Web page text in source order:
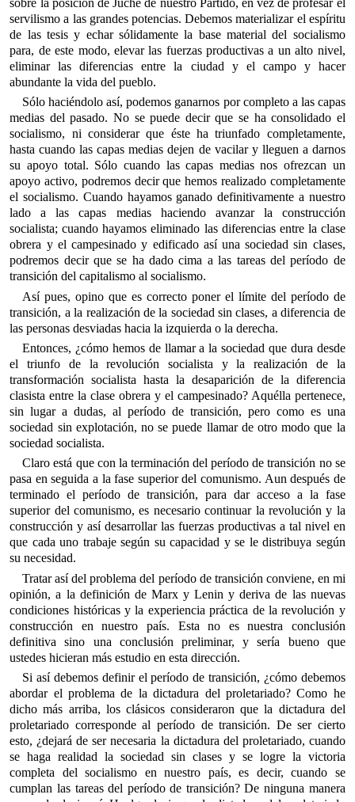
sobre la posición de Juche de nuestro Partido, en vez de profesar el
servilismo a las grandes potencias. Debemos materializar el espíritu
de las tesis y echar sólidamente la base material del socialismo
para, de este modo, elevar las fuerzas productivas a un alto nivel,
eliminar las diferencias entre la ciudad y el campo y hacer
abundante la vida del pueblo.
Sólo haciéndolo así, podemos ganarnos por completo a las capas
medias del pasado. No se puede decir que se ha consolidado el
socialismo, ni considerar que éste ha triunfado completamente,
hasta cuando las capas medias dejen de vacilar y lleguen a darnos
su apoyo total. Sólo cuando las capas medias nos ofrezcan un
apoyo activo, podremos decir que hemos realizado completamente
el socialismo. Cuando hayamos ganado definitivamente a nuestro
lado a las capas medias haciendo avanzar la construcción
socialista; cuando hayamos eliminado las diferencias entre la clase
obrera y el campesinado y edificado así una sociedad sin clases,
podremos decir que se ha dado cima a las tareas del período de
transición del capitalismo al socialismo.
Así pues, opino que es correcto poner el límite del período de
transición, a la realización de la sociedad sin clases, a diferencia de
las personas desviadas hacia la izquierda o la derecha.
Entonces, ¿cómo hemos de llamar a la sociedad que dura desde
el triunfo de la revolución socialista y la realización de la
transformación socialista hasta la desaparición de la diferencia
clasista entre la clase obrera y el campesinado? Aquélla pertenece,
sin lugar a dudas, al período de transición, pero como es una
sociedad sin explotación, no se puede llamar de otro modo que la
sociedad socialista.
Claro está que con la terminación del período de transición no se
pasa en seguida a la fase superior del comunismo. Aun después de
terminado el período de transición, para dar acceso a la fase
superior del comunismo, es necesario continuar la revolución y la
construcción y así desarrollar las fuerzas productivas a tal nivel en
que cada uno trabaje según su capacidad y se le distribuya según
su necesidad.
Tratar así del problema del período de transición conviene, en mi
opinión, a la definición de Marx y Lenin y deriva de las nuevas
condiciones históricas y la experiencia práctica de la revolución y
construcción en nuestro país. Esta no es nuestra conclusión
definitiva sino una conclusión preliminar, y sería bueno que
ustedes hicieran más estudio en esta dirección.
Si así debemos definir el período de transición, ¿cómo debemos
abordar el problema de la dictadura del proletariado? Como he
dicho más arriba, los clásicos consideraron que la dictadura del
proletariado corresponde al período de transición. De ser cierto
esto, ¿dejará de ser necesaria la dictadura del proletariado, cuando
se haga realidad la sociedad sin clases y se logre la victoria
completa del socialismo en nuestro país, es decir, cuando se
cumplan las tareas del período de transición? De ninguna manera